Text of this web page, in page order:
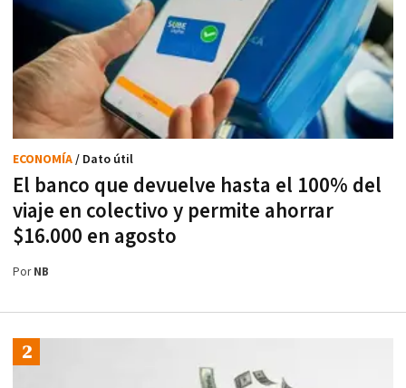
El banco que devuelve hasta el 100% del
viaje en colectivo y permite ahorrar
$16.000 en agosto
ECONOMÍA/ Dato útil
PorNB